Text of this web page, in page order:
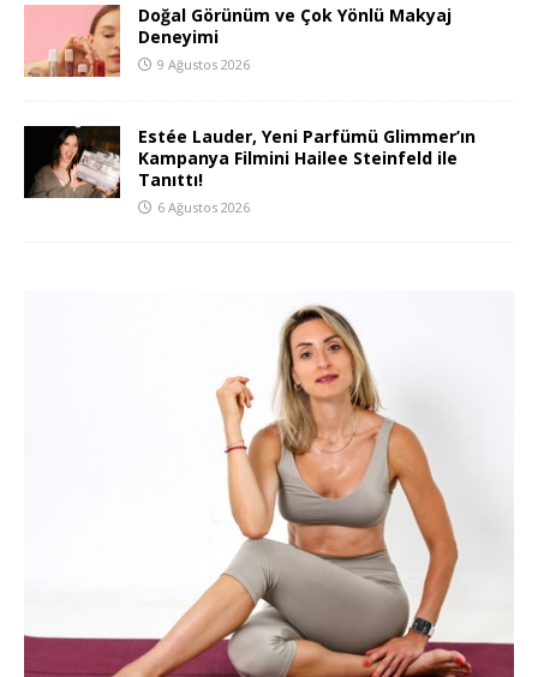
Doğal Görünüm ve Çok Yönlü Makyaj
Deneyimi
9 Ağustos 2026
Estée Lauder, Yeni Parfümü Glimmer’ın
Kampanya Filmini Hailee Steinfeld ile
Tanıttı!
6 Ağustos 2026